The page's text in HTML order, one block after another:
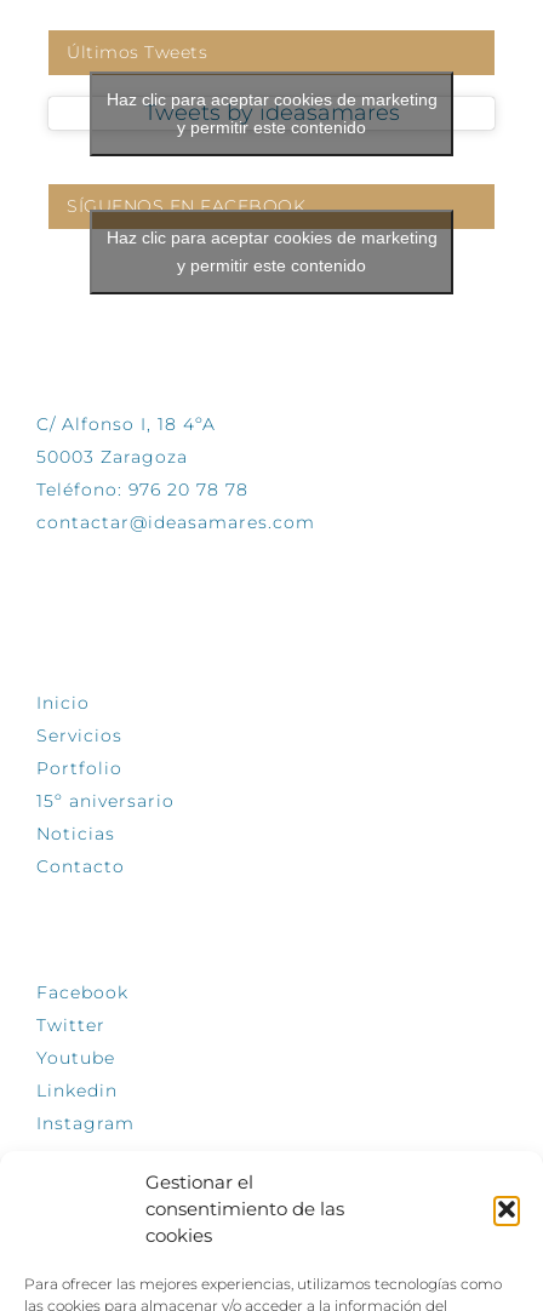
Gestionar el
consentimiento de las
cookies
Para ofrecer las mejores experiencias, utilizamos tecnologías como
las cookies para almacenar y/o acceder a la información del
Últimos Tweets
Tweets by ideasamares
Haz clic para aceptar cookies de marketing
y permitir este contenido
SÍGUENOS EN FACEBOOK
Haz clic para aceptar cookies de marketing
y permitir este contenido
C/ Alfonso I, 18 4ºA
50003 Zaragoza
Teléfono: 976 20 78 78
contactar@ideasamares.com
Inicio
Servicios
Portfolio
15º aniversario
Noticias
Contacto
Facebook
Twitter
Youtube
Linkedin
Instagram
El empleo, la gran llave para una vida